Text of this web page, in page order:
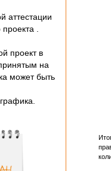
аттестации
.
проект в
на
может быть